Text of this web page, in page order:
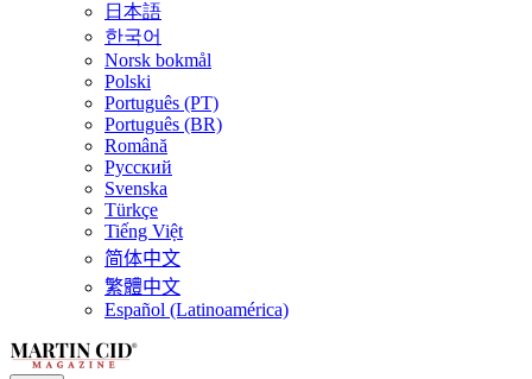
日本語
한국어
Norsk bokmål
Polski
Português (PT)
Português (BR)
Română
Русский
Svenska
Türkçe
Tiếng Việt
简体中文
繁體中文
Español (Latinoamérica)